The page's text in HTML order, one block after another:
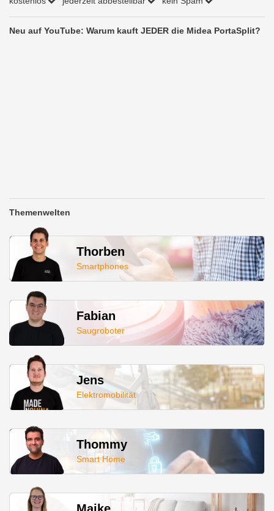
Neu auf YouTube: Warum kauft JEDER die Midea PortaSplit?
Themenwelten
Thorben
Smartphones
Fabian
Saugroboter
Jens
Elektromobilität
Thommy
Smart Home
Maike